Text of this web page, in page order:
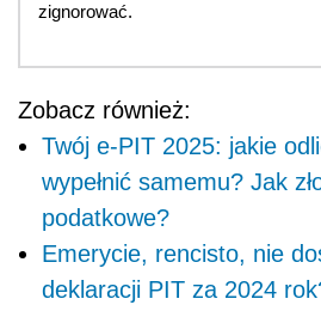
zignorować.
Zobacz również:
Twój e-PIT 2025: jakie
wypełnić samemu? Jak
podatkowe?
Emerycie, rencisto, nie
deklaracji PIT za 2024